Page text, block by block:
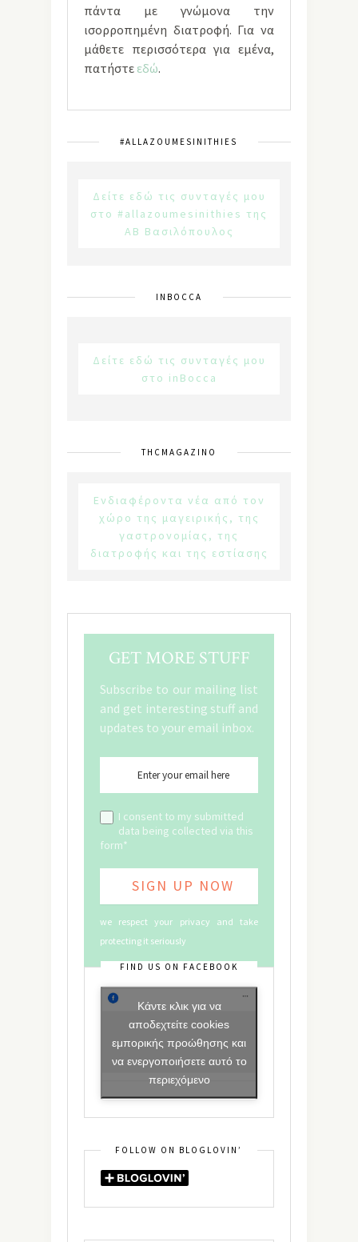
πάντα με γνώμονα την
ισορροπημένη διατροφή. Για να
μάθετε περισσότερα για εμένα,
πατήστε εδώ.
#ALLAZOUMESINITHIES
Δείτε εδώ τις συνταγές μου
στο #allazoumesinithies της
ΑΒ Βασιλόπουλος
INBOCCA
Δείτε εδώ τις συνταγές μου
στο inBocca
THCMAGAZINO
Ενδιαφέροντα νέα από τον
χώρο της μαγειρικής, της
γαστρονομίας, της
διατροφής και της εστίασης
GET MORE STUFF
Subscribe to our mailing list
and get interesting stuff and
updates to your email inbox.
I consent to my submitted
data being collected via this
form*
we respect your privacy and take
protecting it seriously
FIND US ON FACEBOOK
Κάντε κλικ για να
αποδεχτείτε cookies
εμπορικής προώθησης και
να ενεργοποιήσετε αυτό το
περιεχόμενο
FOLLOW ON BLOGLOVIN’